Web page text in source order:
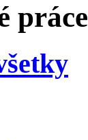
práce